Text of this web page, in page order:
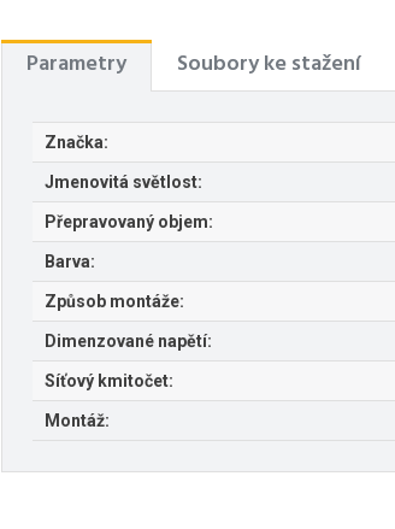
Parametry Soubory ke stažení
Značka:
Jmenovitá světlost:
Přepravovaný objem:
Barva:
Způsob montáže:
Dimenzované napětí:
Síťový kmitočet:
Montáž: